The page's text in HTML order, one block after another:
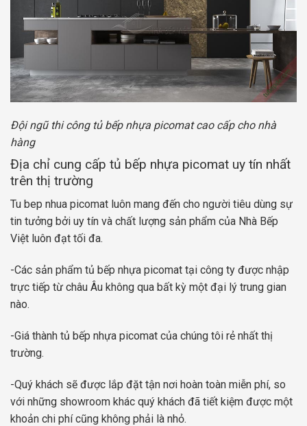
Đội ngũ thi công tủ bếp nhựa picomat cao cấp cho nhà
hàng
Địa chỉ cung cấp tủ bếp nhựa picomat uy tín nhất
trên thị trường
Tu bep nhua picomat luôn mang đến cho người tiêu dùng sự
tin tưởng bởi uy tín và chất lượng sản phẩm của Nhà Bếp
Việt luôn đạt tối đa.
-Các sản phẩm tủ bếp nhựa picomat tại công ty được nhập
trực tiếp từ châu Âu không qua bất kỳ một đại lý trung gian
nào.
-Giá thành tủ bếp nhựa picomat của chúng tôi rẻ nhất thị
trường.
-Quý khách sẽ được lắp đặt tận nơi hoàn toàn miễn phí, so
với những showroom khác quý khách đã tiết kiệm được một
khoản chi phí cũng không phải là nhỏ.